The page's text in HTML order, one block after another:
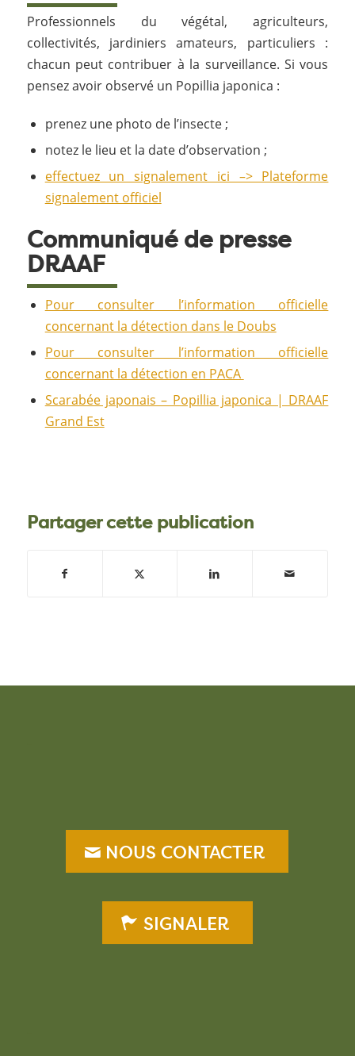
Professionnels du végétal, agriculteurs,
collectivités, jardiniers amateurs, particuliers :
chacun peut contribuer à la surveillance. Si vous
pensez avoir observé un Popillia japonica :
prenez une photo de l’insecte ;
notez le lieu et la date d’observation ;
effectuez un signalement ici –> Plateforme
signalement officiel
Communiqué de presse
DRAAF
Pour consulter l’information officielle
concernant la détection dans le Doubs
Pour consulter l’information officielle
concernant la détection en PACA
Scarabée japonais – Popillia japonica | DRAAF
Grand Est
Partager cette publication
NOUS CONTACTER
SIGNALER